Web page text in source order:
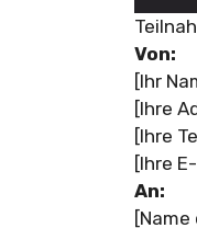
Von:
[Ihr
[Ihre
[Ihre
[Ihre
An:
[Name